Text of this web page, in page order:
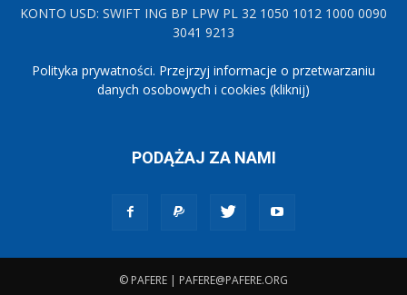
KONTO USD: SWIFT ING BP LPW PL 32 1050 1012 1000 0090
3041 9213
Polityka prywatności. Przejrzyj informacje o przetwarzaniu
danych osobowych i cookies (kliknij)
PODĄŻAJ ZA NAMI
© PAFERE | PAFERE@PAFERE.ORG